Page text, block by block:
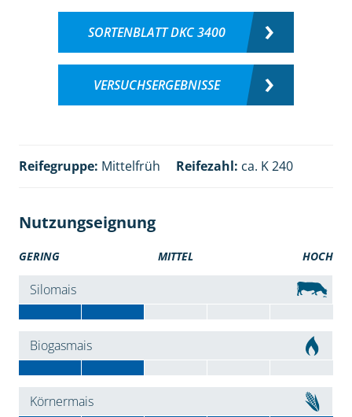
SORTENBLATT DKC 3400
VERSUCHSERGEBNISSE
Reifegruppe: Mittelfrüh Reifezahl: ca. K 240
Nutzungseignung
GERING MITTEL HOCH
Silomais
Biogasmais
Körnermais